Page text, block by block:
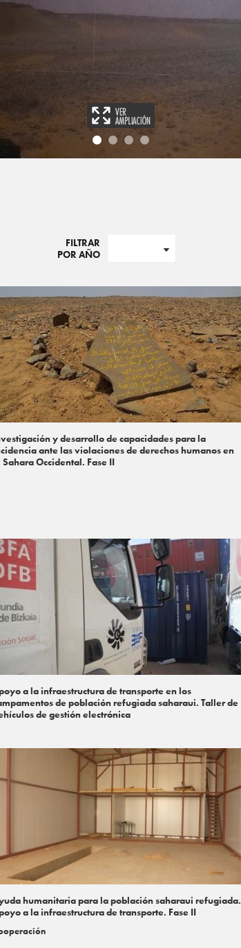
FILTRAR
POR AÑO
y desarrollo de capacidades para la
ante las violaciones de derechos humanos en
Sahara Occidental. Fase II
a la infraestructura de transporte en los
de población refugiada saharaui. Taller de
de gestión electrónica
humanitaria para la población saharaui refugiada.
a la infraestructura de transporte. Fase II